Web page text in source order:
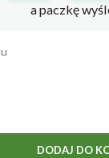
a paczkę
DODAJ DO